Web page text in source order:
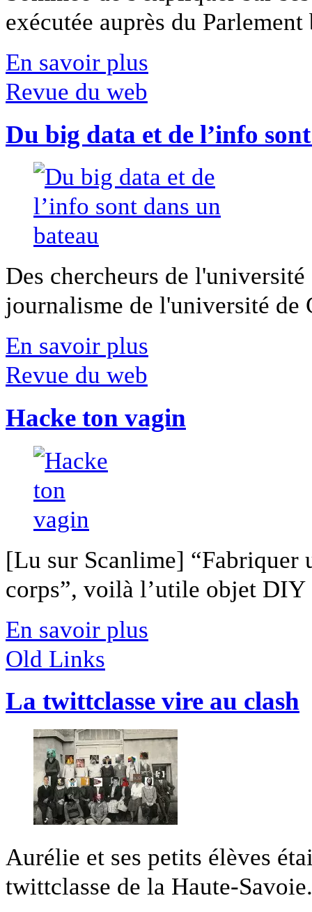
exécutée auprès du
En savoir plus
Revue du web
Du big data et de l’info
Des chercheurs de
journalisme de l'université
En savoir plus
Revue du web
Hacke ton vagin
[Lu sur Scanlime] “Fabriquer
corps”, voilà l’utile objet
En savoir plus
Old Links
La twittclasse vire au clash
Aurélie et ses petits élèves
twittclasse de la Haute-